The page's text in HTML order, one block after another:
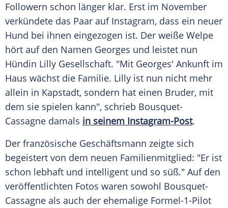
Followern schon länger klar. Erst im November
verkündete das Paar auf Instagram, dass ein neuer
Hund bei ihnen eingezogen ist. Der weiße Welpe
hört auf den Namen Georges und leistet nun
Hündin Lilly Gesellschaft. "Mit Georges' Ankunft im
Haus wächst die Familie. Lilly ist nun nicht mehr
allein in Kapstadt, sondern hat einen Bruder, mit
dem sie spielen kann", schrieb Bousquet-
Cassagne damals in seinem Instagram-Post.
Der französische Geschäftsmann zeigte sich
begeistert von dem neuen Familienmitglied: "Er ist
schon lebhaft und intelligent und so süß." Auf den
veröffentlichten Fotos waren sowohl Bousquet-
Cassagne als auch der ehemalige Formel-1-Pilot